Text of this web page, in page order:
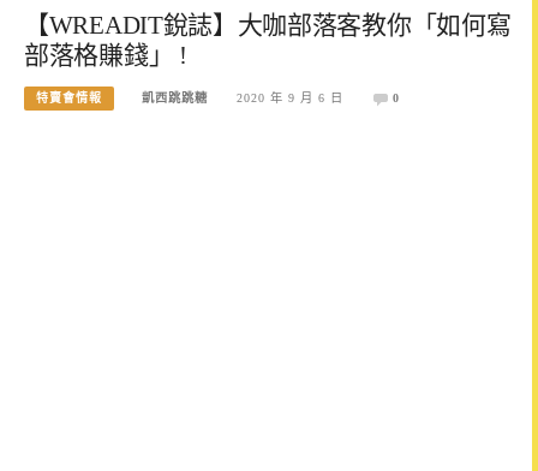
【WREADIT銳誌】大咖部落客教你「如何寫
部落格賺錢」 !
特賣會情報 凱西跳跳糖 2020 年 9 月 6 日 0